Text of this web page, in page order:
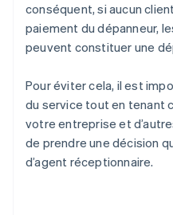
conséquent, si aucun
paiement du dépanneur,
peuvent constituer une
Pour éviter cela, il est
du service tout en tenant
votre entreprise et
de prendre une décision
d’agent réceptionnaire.